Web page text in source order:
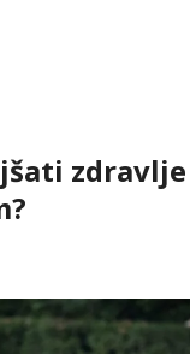
zdravlje